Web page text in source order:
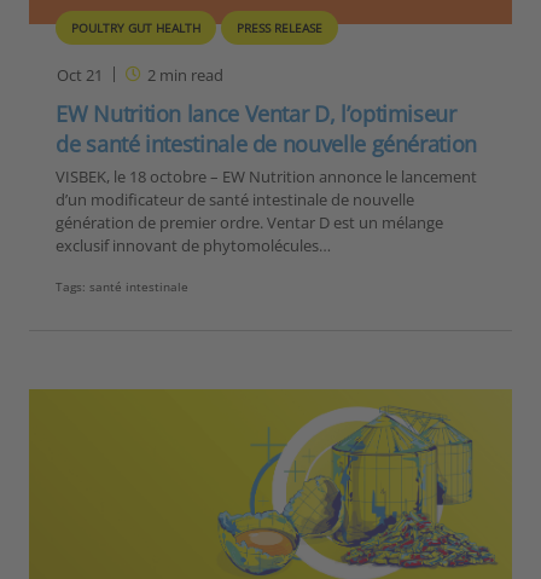
POULTRY GUT HEALTH PRESS RELEASE
Oct 21 2min read
EW Nutrition lance Ventar D, l’optimiseur
de santé intestinale de nouvelle génération
VISBEK, le 18 octobre – EW Nutrition annonce le lancement
d’un modificateur de santé intestinale de nouvelle
génération de premier ordre. Ventar D est un mélange
exclusif innovant de phytomolécules…
Tags:santé intestinale